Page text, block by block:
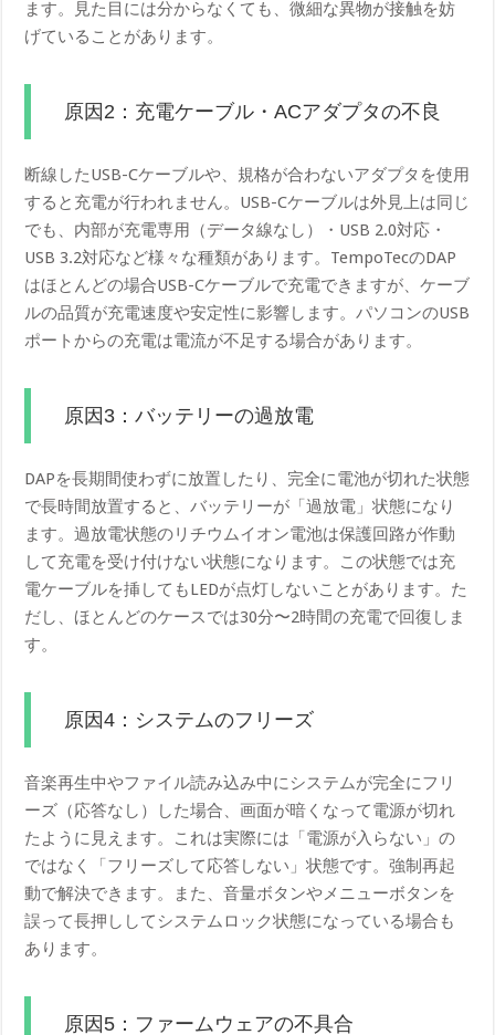
ます。見た目には分からなくても、微細な異物が接触を妨
げていることがあります。
原因2：充電ケーブル・ACアダプタの不良
断線したUSB-Cケーブルや、規格が合わないアダプタを使用
すると充電が行われません。USB-Cケーブルは外見上は同じ
でも、内部が充電専用（データ線なし）・USB 2.0対応・
USB 3.2対応など様々な種類があります。TempoTecのDAP
はほとんどの場合USB-Cケーブルで充電できますが、ケーブ
ルの品質が充電速度や安定性に影響します。パソコンのUSB
ポートからの充電は電流が不足する場合があります。
原因3：バッテリーの過放電
DAPを長期間使わずに放置したり、完全に電池が切れた状態
で長時間放置すると、バッテリーが「過放電」状態になり
ます。過放電状態のリチウムイオン電池は保護回路が作動
して充電を受け付けない状態になります。この状態では充
電ケーブルを挿してもLEDが点灯しないことがあります。た
だし、ほとんどのケースでは30分〜2時間の充電で回復しま
す。
原因4：システムのフリーズ
音楽再生中やファイル読み込み中にシステムが完全にフリ
ーズ（応答なし）した場合、画面が暗くなって電源が切れ
たように見えます。これは実際には「電源が入らない」の
ではなく「フリーズして応答しない」状態です。強制再起
動で解決できます。また、音量ボタンやメニューボタンを
誤って長押ししてシステムロック状態になっている場合も
あります。
原因5：ファームウェアの不具合